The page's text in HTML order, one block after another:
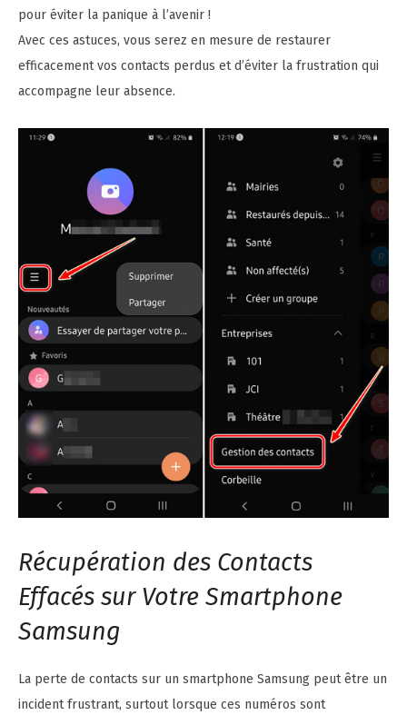
pour éviter la panique à l’avenir !
Avec ces astuces, vous serez en mesure de restaurer
efficacement vos contacts perdus et d’éviter la frustration qui
accompagne leur absence.
Récupération des Contacts
Effacés sur Votre Smartphone
Samsung
La perte de contacts sur un smartphone Samsung peut être un
incident frustrant, surtout lorsque ces numéros sont